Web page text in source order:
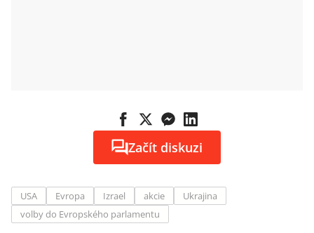
Začít diskuzi
USA Evropa Izrael akcie
Ukrajina
volby do Evropského parlamentu